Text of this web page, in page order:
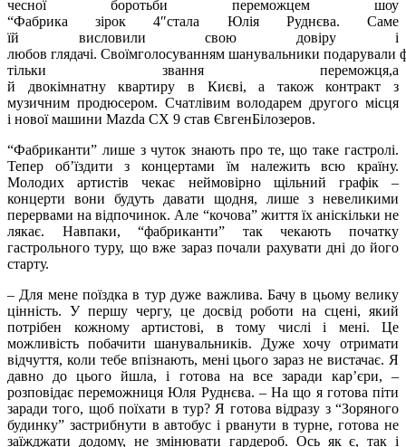
чесної боротьби переможцем шоу
“Фабрика зірок 4″стала Юлія Руднєва. Саме
їй висловили свою довіру і
любов глядачі. Своїмголосуванням шанувальники подарували
тільки звання переможця,а
й двокімнатну квартиру в Києві, а також контракт з
музичним продюсером. Счатлівим володарем другого місця
і нової машини Mazda CX 9 став ЄвгенБілозеров.
“Фабриканти” лише з чуток знають про те, що таке гастролі.
Тепер об’їздити з концертами їм належить всю країну.
Молодих артистів чекає неймовірно щільний графік –
концерти вони будуть давати щодня, лише з невеликими
перервами на відпочинок. Але “кочова” життя їх аніскільки не
лякає. Навпаки, “фабриканти” так чекають початку
гастрольного туру, що вже зараз почали рахувати дні до його
старту.
– Для мене поїздка в тур дуже важлива. Бачу в цьому велику
цінність. У першу чергу, це досвід роботи на сцені, який
потрібен кожному артистові, в тому числі і мені. Це
можливість побачити шанувальників. Дуже хочу отримати
відчуття, коли тебе впізнають, мені цього зараз не вистачає. Я
давно до цього йшла, і готова на все заради кар’єри, –
розповідає переможниця Юля Руднєва. – На що я готова піти
заради того, щоб поїхати в тур? Я готова відразу з “Зоряного
будинку” застрибнути в автобус і рванути в турне, готова не
заїжджати додому, не змінювати гардероб. Ось як є, так і